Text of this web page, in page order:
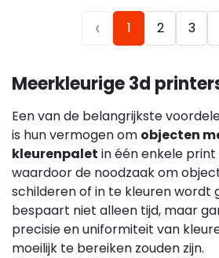
‹ 1 2 3
Meerkleurige 3d
Een van de belangrijkste
is hun vermogen om objecten
kleurenpalet in één enkele
waardoor de noodzaak om
schilderen of in te kleuren wordt
bespaart niet alleen tijd, maar
precisie en uniformiteit van
moeilijk te bereiken zouden zijn.